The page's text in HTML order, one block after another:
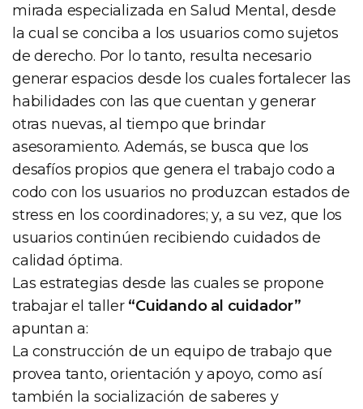
mirada especializada en Salud Mental, desde
la cual se conciba a los usuarios como sujetos
de derecho. Por lo tanto, resulta necesario
generar espacios desde los cuales fortalecer las
habilidades con las que cuentan y generar
otras nuevas, al tiempo que brindar
asesoramiento. Además, se busca que los
desafíos propios que genera el trabajo codo a
codo con los usuarios no produzcan estados de
stress en los coordinadores; y, a su vez, que los
usuarios continúen recibiendo cuidados de
calidad óptima.
Las estrategias desde las cuales se propone
trabajar el taller “Cuidando al cuidador”
apuntan a:
La construcción de un equipo de trabajo que
provea tanto, orientación y apoyo, como así
también la socialización de saberes y